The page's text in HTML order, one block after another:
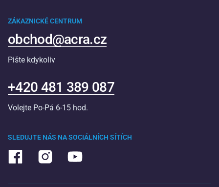
SLEDUJTE NÁS NA SOCIÁLNÍCH SÍTÍCH
ZÁKAZNICKÉ CENTRUM
obchod@acra.cz
Pište kdykoliv
+420 481 389 087
Volejte Po-Pá 6-15 hod.